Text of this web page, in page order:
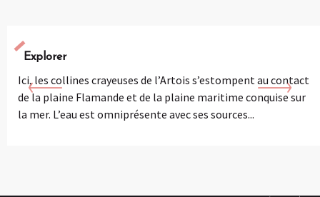
Explorer
Ici, les collines crayeuses de l’Artois s’estompent au contact
de la plaine Flamande et de la plaine maritime conquise sur
la mer. L’eau est omniprésente avec ses sources...